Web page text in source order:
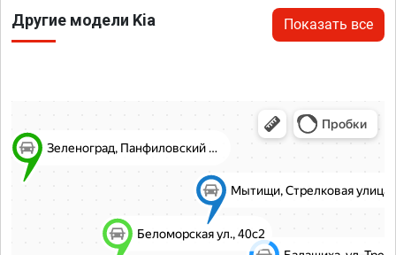
Другие модели Kia Показать все